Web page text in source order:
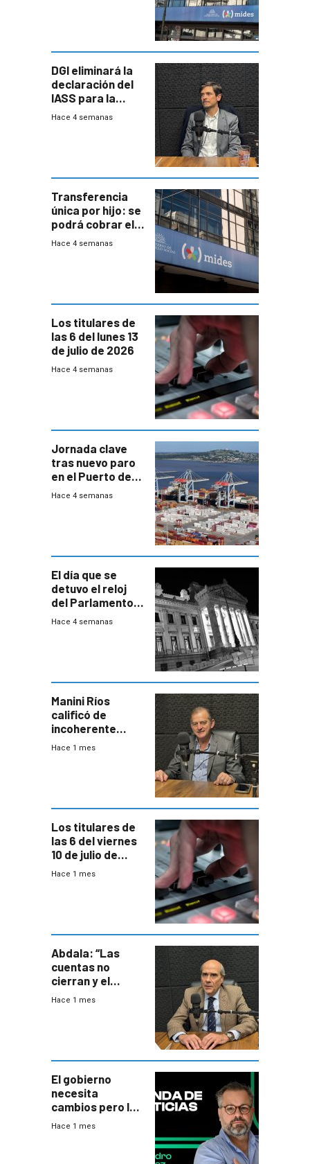
DGI eliminará la
declaración del
IASS para la
mayoría de los
Hace 4 semanas
Transferencia
única por hijo: se
podrá cobrar el
100% en efectivo
Hace 4 semanas
Los titulares de
las 6 del lunes 13
de julio de 2026
Hace 4 semanas
Jornada clave
tras nuevo paro
en el Puerto de
Montevideo
Hace 4 semanas
El día que se
detuvo el reloj
del Parlamento
para negociar
Hace 4 semanas
Manini Ríos
calificó de
incoherente
decisión de
Hace 1 mes
Los titulares de
las 6 del viernes
10 de julio de
2026
Hace 1 mes
Abdala: “Las
cuentas no
cierran y el
balance del
Hace 1 mes
El gobierno
necesita
cambios pero los
ministros tienen
Hace 1 mes